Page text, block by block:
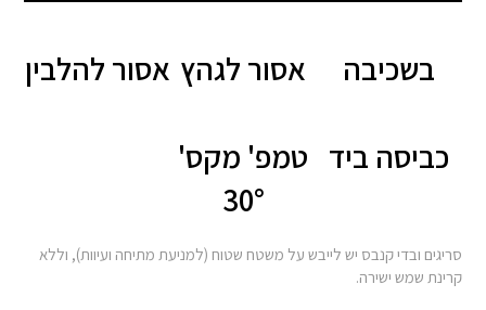
בשכיבה אסור לגהץ אסור להלבין
כביסה ביד טמפ' מקס'
30°
סריגים ובדי קנבס יש לייבש על משטח שטוח (למניעת מתיחה ועיוות), וללא
קרינת שמש ישירה.